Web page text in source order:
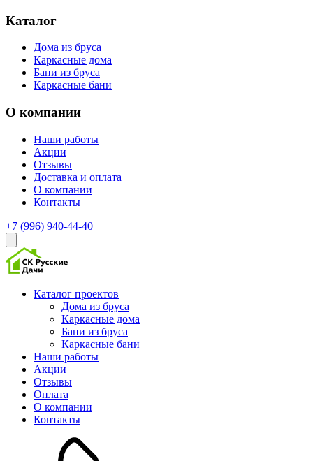
Каталог
Дома из бруса
Каркасные дома
Бани из бруса
Каркасные бани
О компании
Наши работы
Акции
Отзывы
Доставка и оплата
О компании
Контакты
+7 (996) 940-44-40‬‬
Каталог проектов
Дома из бруса
Каркасные дома
Бани из бруса
Каркасные бани
Наши работы
Акции
Отзывы
Оплата
О компании
Контакты